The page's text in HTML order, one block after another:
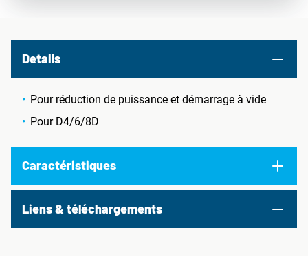
Details
Pour réduction de puissance et démarrage à vide
Pour D4/6/8D
Caractéristiques
Liens & téléchargements